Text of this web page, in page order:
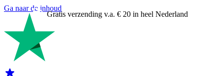
Ga naar de inhoud
Gratis verzending v.a. € 20 in heel Nederland